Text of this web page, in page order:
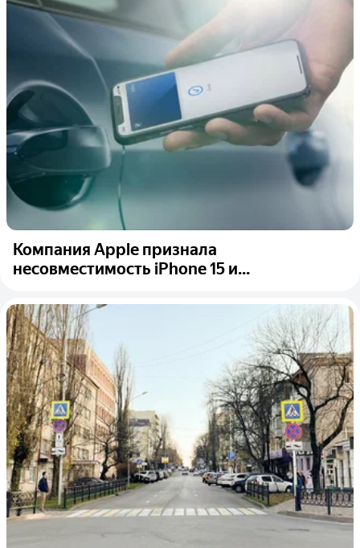
Компания Apple признала
несовместимость iPhone 15 и...